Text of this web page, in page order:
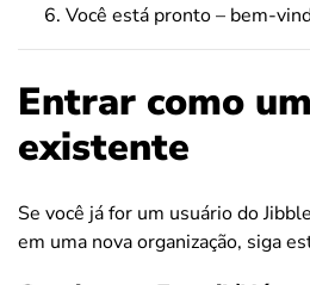
Você está pronto – bem-
Entrar como
existente
Se você já for um usuário do
em uma nova organização, siga